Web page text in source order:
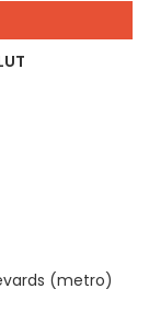
(metro)